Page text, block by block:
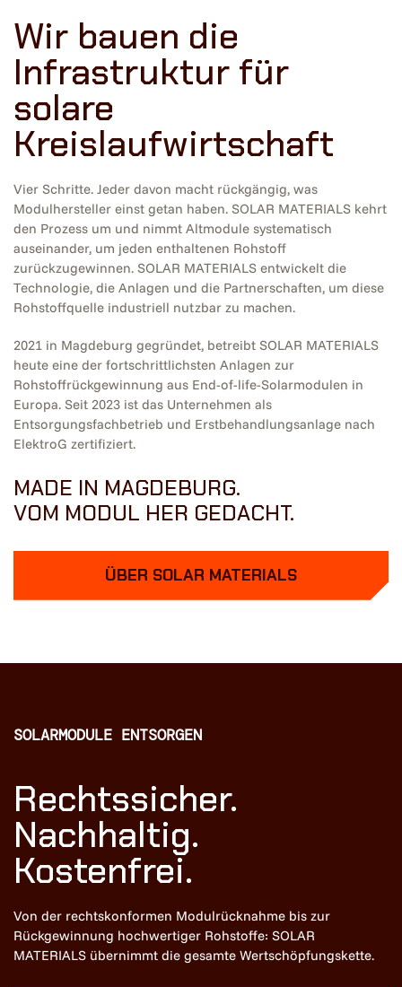
Wir bauen die
Infrastruktur für
solare
Kreislaufwirtschaft
Vier Schritte. Jeder davon macht rückgängig, was
Modulhersteller einst getan haben. SOLAR MATERIALS kehrt
den Prozess um und nimmt Altmodule systematisch
auseinander, um jeden enthaltenen Rohstoff
zurückzugewinnen. SOLAR MATERIALS entwickelt die
Technologie, die Anlagen und die Partnerschaften, um diese
Rohstoffquelle industriell nutzbar zu machen.
2021 in Magdeburg gegründet, betreibt SOLAR MATERIALS
heute eine der fortschrittlichsten Anlagen zur
Rohstoffrückgewinnung aus End-of-life-Solarmodulen in
Europa. Seit 2023 ist das Unternehmen als
Entsorgungsfachbetrieb und Erstbehandlungsanlage nach
ElektroG zertifiziert.
MADE IN MAGDEBURG.
VOM MODUL HER GEDACHT.
ÜBER SOLAR MATERIALS
SOLARMODULE ENTSORGEN
Rechtssicher.
Nachhaltig.
Kostenfrei.
Von der rechtskonformen Modulrücknahme bis zur
Rückgewinnung hochwertiger Rohstoffe: SOLAR
MATERIALS übernimmt die gesamte Wertschöpfungskette.